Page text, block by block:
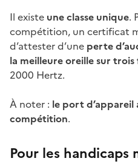
Il existe une classe unique.
compétition, un certificat
d’attester d’une perte
la meilleure oreille sur
2000 Hertz.
À noter : le port
compétition.
Pour les handicaps